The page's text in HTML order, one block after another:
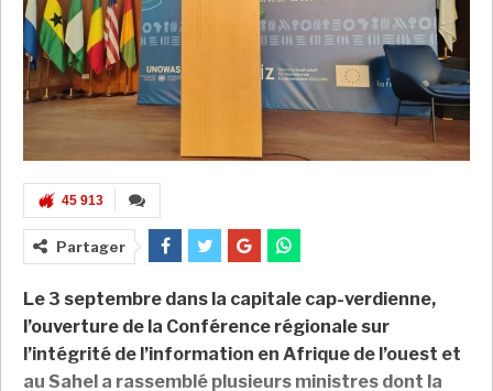
45 913
Partager
Le 3 septembre dans la capitale cap-verdienne,
l’ouverture de la Conférence régionale sur
l’intégrité de l’information en Afrique de l’ouest et
au Sahel a rassemblé plusieurs ministres dont la